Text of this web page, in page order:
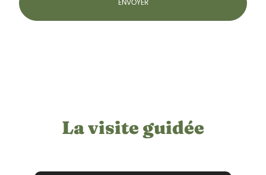
La visite guidée